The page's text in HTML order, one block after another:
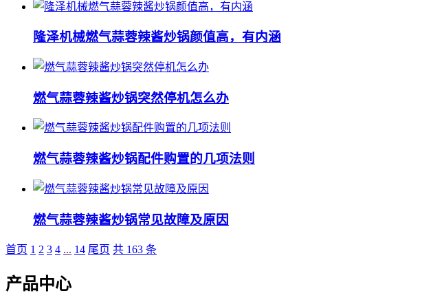
隆泽机械燃气蒜蓉辣酱炒锅颜值高，有内涵
燃气蒜蓉辣酱炒锅突然停机怎么办
燃气蒜蓉辣酱炒锅配件购置的几项法则
燃气蒜蓉辣酱炒锅常见故障及原因
首页 1 2 3 4 ... 14 尾页 共 163 条
产品中心